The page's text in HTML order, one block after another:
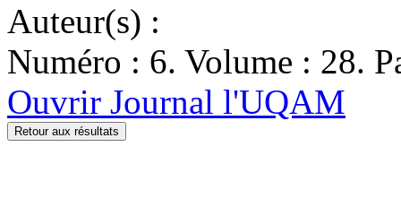
Auteur(s) :
Numéro : 6. Volume : 28.
Ouvrir Journal l'UQAM
Retour aux résultats